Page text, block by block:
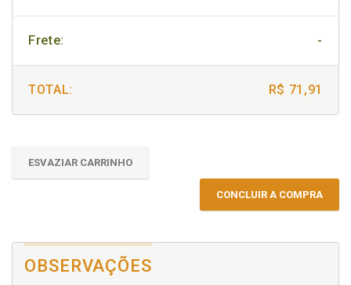
Frete: -
TOTAL: R$ 71,91
ESVAZIAR CARRINHO
CONCLUIR A COMPRA
OBSERVAÇÕES